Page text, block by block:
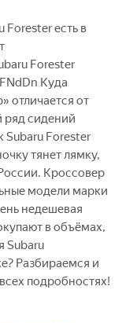
есть в
Forester
Куда
отличается от
ряд сидений
Subaru Forester
тянет лямку,
Кроссовер
модели марки
недешевая
в объёмах,
Subaru
Разбираемся и
подробностях!